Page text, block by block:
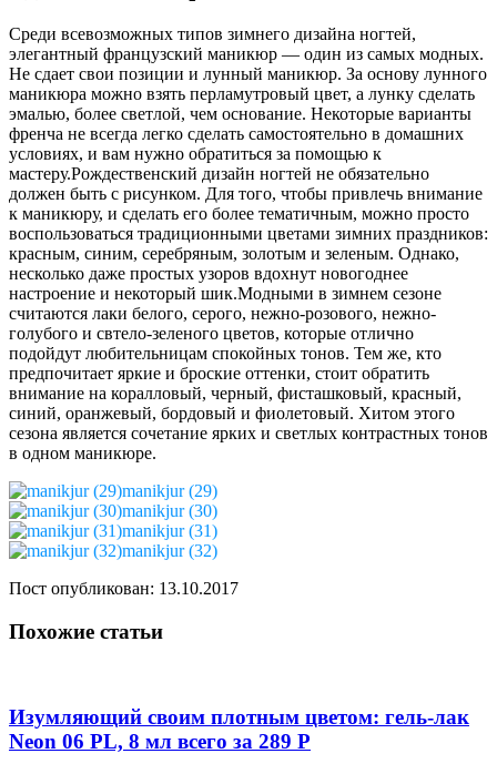
Среди всевозможных типов зимнего дизайна ногтей,
элегантный французский маникюр — один из самых модных.
Не сдает свои позиции и лунный маникюр. За основу лунного
маникюра можно взять перламутровый цвет, а лунку сделать
эмалью, более светлой, чем основание. Некоторые варианты
френча не всегда легко сделать самостоятельно в домашних
условиях, и вам нужно обратиться за помощью к
мастеру.Рождественский дизайн ногтей не обязательно
должен быть с рисунком. Для того, чтобы привлечь внимание
к маникюру, и сделать его более тематичным, можно просто
воспользоваться традиционными цветами зимних праздников:
красным, синим, серебряным, золотым и зеленым. Однако,
несколько даже простых узоров вдохнут новогоднее
настроение и некоторый шик.Модными в зимнем сезоне
считаются лаки белого, серого, нежно-розового, нежно-
голубого и свтело-зеленого цветов, которые отлично
подойдут любительницам спокойных тонов. Тем же, кто
предпочитает яркие и броские оттенки, стоит обратить
внимание на коралловый, черный, фисташковый, красный,
синий, оранжевый, бордовый и фиолетовый. Хитом этого
сезона является сочетание ярких и светлых контрастных тонов
в одном маникюре.
manikjur (29)
manikjur (30)
manikjur (31)
manikjur (32)
Пост опубликован: 13.10.2017
Похожие статьи
Изумляющий своим плотным цветом: гель-лак
Neon 06 PL, 8 мл всего за 289 Р